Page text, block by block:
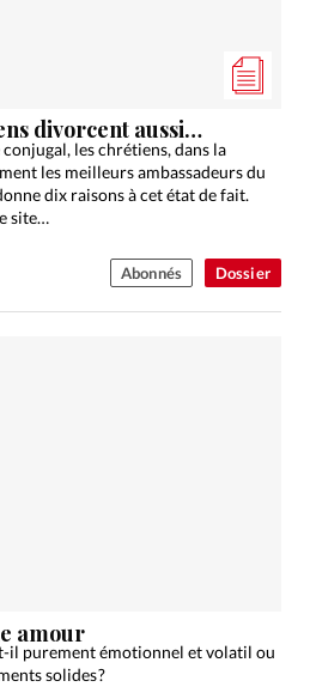
chrétienne
Chronique
Culture
Génération réveil
Monde
Dossier
divorcent aussi…
les chrétiens, dans la
les meilleurs ambassadeurs du
dix raisons à cet état de fait.
site…
Abonnés
amour
il purement émotionnel et volatil ou
solides ?